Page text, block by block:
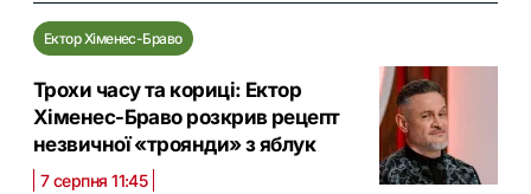
Ектор Хіменес-Браво
Трохи часу та кориці: Ектор
Хіменес-Браво розкрив рецепт
незвичної «троянди» з яблук
7 серпня 11:45